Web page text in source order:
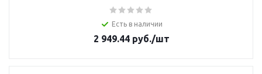
Есть в наличии
2 949.44руб./шт